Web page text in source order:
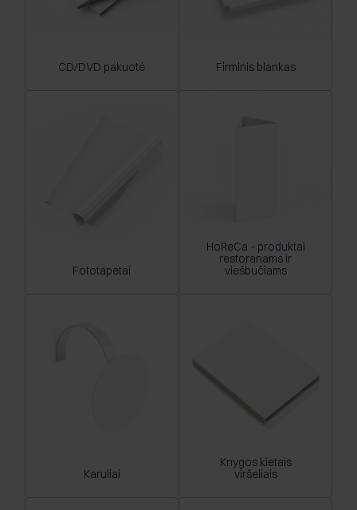
CD/DVD pakuotė Firminis blankas
Fototapetai
HoReCa - produktai
restoranams ir
viešbučiams
Karuliai
Knygos kietais
viršeliais